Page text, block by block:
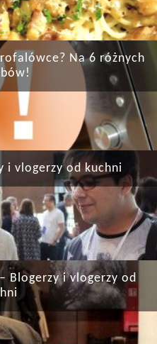
Na 6 różnych
i vlogerzy od kuchni
Blogerzy i vlogerzy od